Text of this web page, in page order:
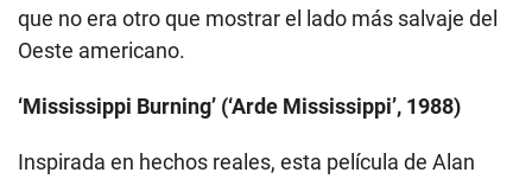
que no era otro que mostrar el lado más salvaje del
Oeste americano.
‘Mississippi Burning’ (‘Arde Mississippi’, 1988)
Inspirada en hechos reales, esta película de Alan